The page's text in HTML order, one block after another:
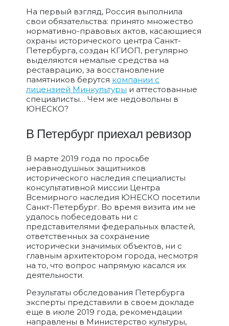
На первый взгляд, Россия выполнила
свои обязательства: принято множество
нормативно-правовых актов, касающиеся
охраны исторического центра Санкт-
Петербурга, создан КГИОП, регулярно
выделяются немалые средства на
реставрацию, за восстановление
памятников берутся компании с
лицензией Минкультуры и аттестованные
специалисты… Чем же недовольны в
ЮНЕСКО?
В Петербург приехал ревизор
В марте 2019 года по просьбе
неравнодушных защитников
исторического наследия специалисты
консультативной миссии Центра
Всемирного наследия ЮНЕСКО посетили
Санкт-Петербург. Во время визита им не
удалось побеседовать ни с
представителями федеральных властей,
ответственных за сохранение
исторически значимых объектов, ни с
главным архитектором города, несмотря
на то, что вопрос напрямую касался их
деятельности.
Результаты обследования Петербурга
эксперты представили в своем докладе
еще в июле 2019 года, рекомендации
направлены в Министерство культуры,